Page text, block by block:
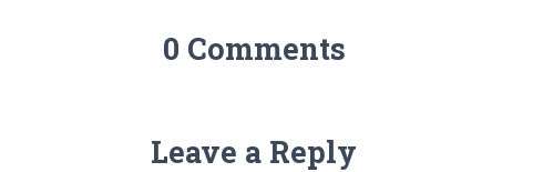
0 Comments
Leave a Reply